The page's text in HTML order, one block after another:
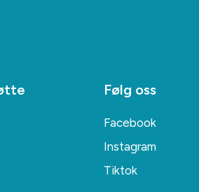
Følg oss
Facebook
Instagram
Tiktok